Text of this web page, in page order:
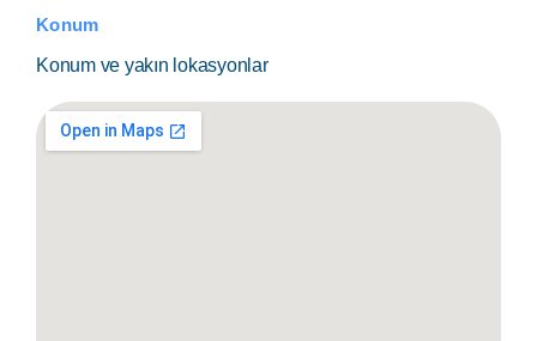
Konum
Konum ve yakın lokasyonlar